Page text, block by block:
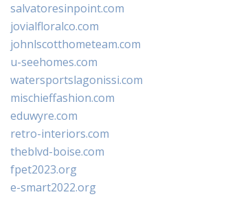
salvatoresinpoint.com
jovialfloralco.com
johnlscotthometeam.com
u-seehomes.com
watersportslagonissi.com
mischieffashion.com
eduwyre.com
retro-interiors.com
theblvd-boise.com
fpet2023.org
e-smart2022.org